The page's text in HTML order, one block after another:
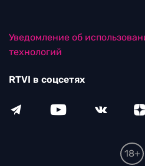
Уведомление об
технологий
RTVI в соцсетях
18+